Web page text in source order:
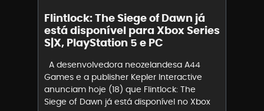
Flintlock: The Siege of Dawn já
está disponível para Xbox Series
S|X, PlayStation 5 e PC
A desenvolvedora neozelandesa A44
Games e a publisher Kepler Interactive
anunciam hoje (18) que Flintlock: The
Siege of Dawn já está disponível no Xbox